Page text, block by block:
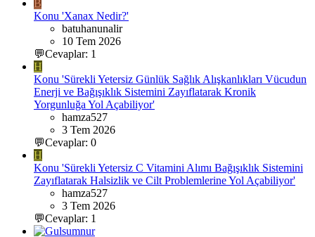
B
Konu 'Xanax Nedir?'
batuhanunalir
10 Tem 2026
💬Cevaplar: 1
H
Konu 'Sürekli Yetersiz Günlük Sağlık Alışkanlıkları Vücudun
Enerji ve Bağışıklık Sistemini Zayıflatarak Kronik
Yorgunluğa Yol Açabiliyor'
hamza527
3 Tem 2026
💬Cevaplar: 0
H
Konu 'Sürekli Yetersiz C Vitamini Alımı Bağışıklık Sistemini
Zayıflatarak Halsizlik ve Cilt Problemlerine Yol Açabiliyor'
hamza527
3 Tem 2026
💬Cevaplar: 1